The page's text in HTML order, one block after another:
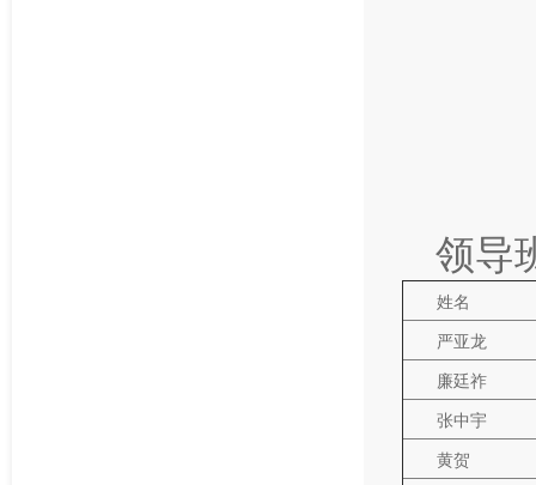
领导
姓名
严亚龙
廉廷祚
张中宇
黄贺